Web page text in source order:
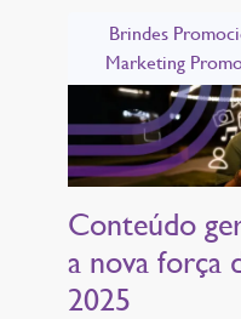
Brindes
Marketing
Conteúdo
a nova força
2025